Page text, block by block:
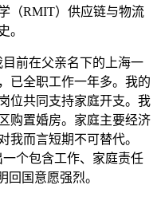
（RMIT）供应链与物流
。
前在父亲名下的上海一
已全职工作一年多。我的
位共同支持家庭开支。我
购置婚房。家庭主要经济
我而言短期不可替代。
个包含工作、家庭责任
回国意愿强烈。